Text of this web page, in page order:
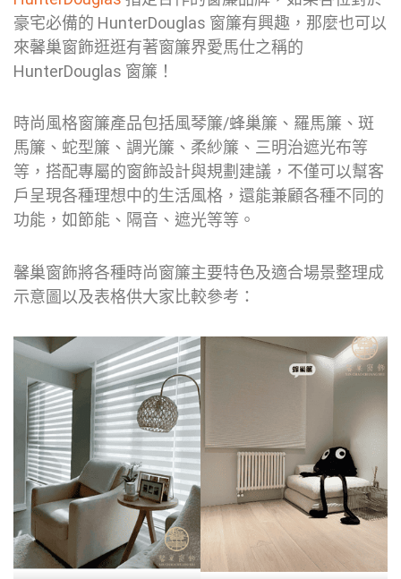
豪宅必備的 HunterDouglas 窗簾有興趣，那麼也可以
來馨巢窗飾逛逛有著窗簾界愛馬仕之稱的
HunterDouglas 窗簾！
時尚風格窗簾產品包括風琴簾/蜂巢簾、羅馬簾、斑
馬簾、蛇型簾、調光簾、柔紗簾、三明治遮光布等
等，搭配專屬的窗飾設計與規劃建議，不僅可以幫客
戶呈現各種理想中的生活風格，還能兼顧各種不同的
功能，如節能、隔音、遮光等等。
馨巢窗飾將各種時尚窗簾主要特色及適合場景整理成
示意圖以及表格供大家比較參考：